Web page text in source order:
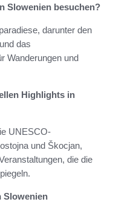
Slowenien besuchen?
darunter den
das
Wanderungen und
Highlights in
UNESCO-
und Škocjan,
die die
Slowenien